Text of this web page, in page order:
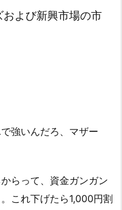
よび新興市場の市
強いんだろ、マザー
らって、資金ガンガン
これ下げたら1,000円割